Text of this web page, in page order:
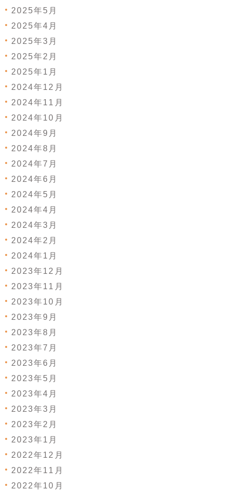
2025年5月
2025年4月
2025年3月
2025年2月
2025年1月
2024年12月
2024年11月
2024年10月
2024年9月
2024年8月
2024年7月
2024年6月
2024年5月
2024年4月
2024年3月
2024年2月
2024年1月
2023年12月
2023年11月
2023年10月
2023年9月
2023年8月
2023年7月
2023年6月
2023年5月
2023年4月
2023年3月
2023年2月
2023年1月
2022年12月
2022年11月
2022年10月